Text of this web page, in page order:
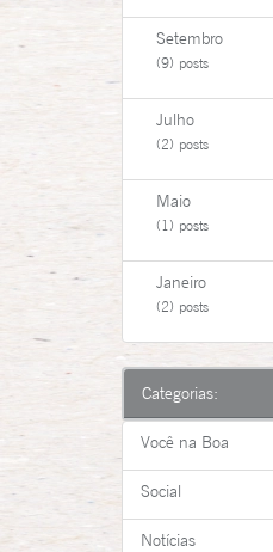
Setembro
(9) posts
Julho
(2) posts
Maio
(1) posts
Janeiro
(2) posts
Categorias:
Você na Boa
Social
Notícias